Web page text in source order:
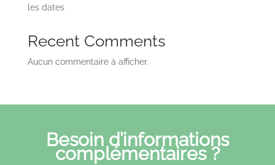
les dates
Recent Comments
Aucun commentaire à afficher.
Besoin d’informations
complémentaires ?